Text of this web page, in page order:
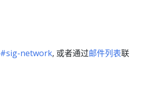
#sig-network, 或者通过邮件列表联